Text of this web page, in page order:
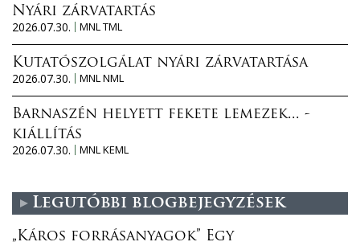
Nyári zárvatartás
2026.07.30.
MNL TML
Kutatószolgálat nyári zárvatartása
2026.07.30.
MNL NML
Barnaszén helyett fekete lemezek... -
kiállítás
2026.07.30.
MNL KEML
Legutóbbi blogbejegyzések
„Káros forrásanyagok” Egy